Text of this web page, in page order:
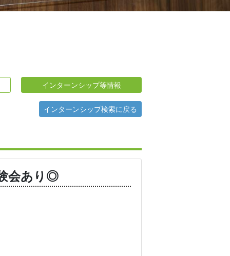
インターンシップ等情報
インターンシップ検索に戻る
会あり◎